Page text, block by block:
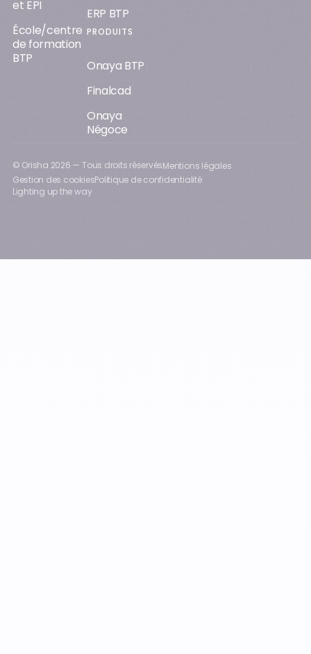
et EPI
École/centre
de formation
BTP
ERP BTP
PRODUITS
Onaya BTP
Finalcad
Onaya
Négoce
© Orisha 2026 — Tous droits réservésMentions légales
Gestion des cookiesPolitique de confidentialité
Lighting up the way